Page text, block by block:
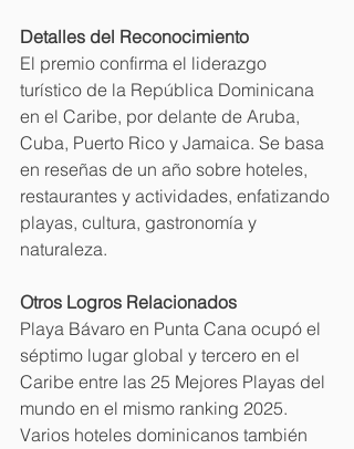
Detalles del Reconocimiento
El premio confirma el liderazgo
turístico de la República Dominicana
en el Caribe, por delante de Aruba,
Cuba, Puerto Rico y Jamaica. Se basa
en reseñas de un año sobre hoteles,
restaurantes y actividades, enfatizando
playas, cultura, gastronomía y
naturaleza.
Otros Logros Relacionados
Playa Bávaro en Punta Cana ocupó el
séptimo lugar global y tercero en el
Caribe entre las 25 Mejores Playas del
mundo en el mismo ranking 2025.
Varios hoteles dominicanos también